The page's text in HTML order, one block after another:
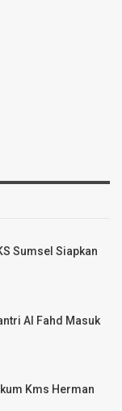
Sumsel Siapkan
Al Fahd Masuk
Kms Herman